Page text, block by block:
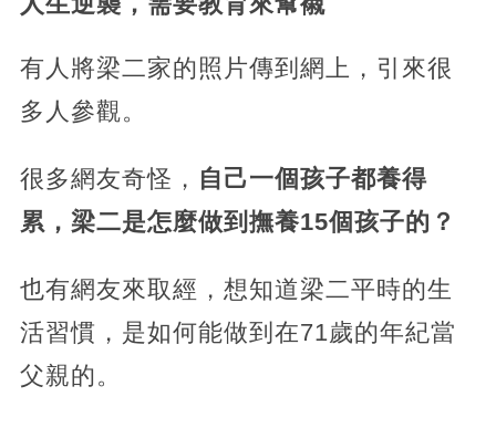
有人將梁二家的照片傳到網上，引來很
多人參觀。
很多網友奇怪， 自己一個孩子都養得
累，梁二是怎麼做到撫養15個孩子的？
也有網友來取經，想知道梁二平時的生
活習慣，是如何能做到在71歲的年紀當
父親的。